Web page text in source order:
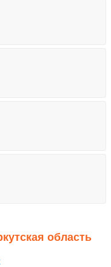
область